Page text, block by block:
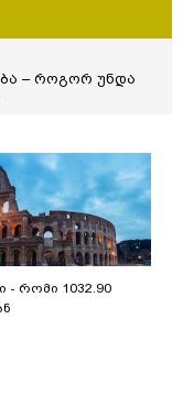
– როგორ უნდა
- რომი 1032.90